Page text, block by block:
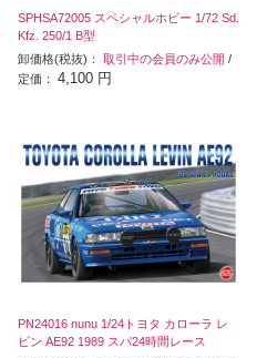
SPHSA72005 スペシャルホビー 1/72 Sd.
Kfz. 250/1 B型
卸価格(税抜)：取引中の会員のみ公開 /
定価：4,100 円
PN24016 nunu 1/24トヨタ カローラ レ
ビン AE92 1989 スパ24時間レース